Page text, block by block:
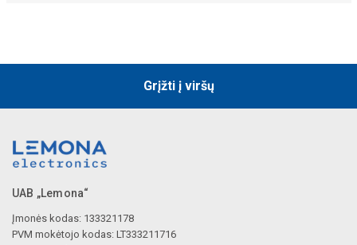
Grįžti į viršų
UAB „Lemona“
Įmonės kodas: 133321178
PVM mokėtojo kodas: LT333211716